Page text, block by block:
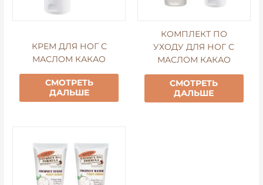
КРЕМ ДЛЯ НОГ С
МАСЛОМ КАКАО
СМОТРЕТЬ
ДАЛЬШЕ
КОМПЛЕКТ ПО
УХОДУ ДЛЯ НОГ С
МАСЛОМ КАКАО
СМОТРЕТЬ
ДАЛЬШЕ